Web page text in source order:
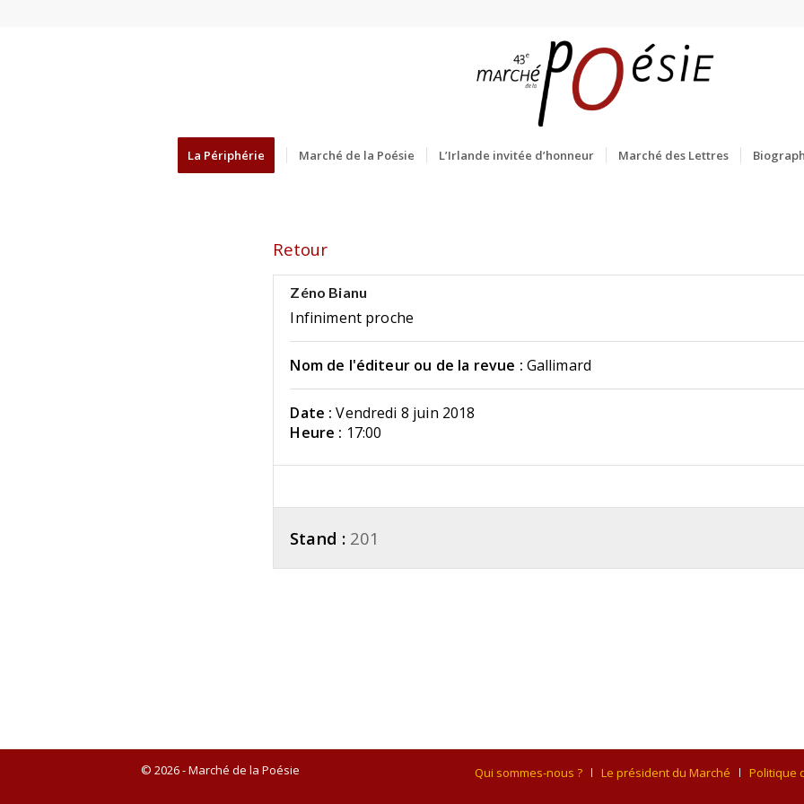
La Périphérie Marché de la Poésie L’Irlande invitée d’honneur Marché des Lettres
Retour
Zéno Bianu
Infiniment proche
Nom de l'éditeur ou de la revue : Gallimard
Date : Vendredi 8 juin 2018
Heure : 17:00
Stand : 201
© 2026 - Marché de la Poésie Qui sommes-nous ? Le président du Marché Politique